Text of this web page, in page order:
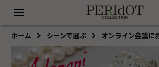
ホーム シーンで選ぶ オンライン会議に